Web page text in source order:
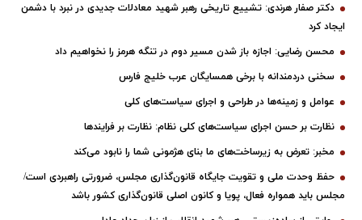
دکتر صفار هرندی: تشییع تاریخی رهبر شهید معادلات جدیدی در نبرد با دشمن
ایجاد کرد
محسن رضایی: اجازه باز شدن مسیر دوم در تنگه هرمز را نخواهیم داد
سخنی دردمندانه با برخی همسایگان عرب خلیج فارس
عوامل و زمینه‌ها در طراحی و اجرای سیاست‌های کلی
نظارت بر حسن اجرای سیاست‌های کلی نظام: نظارت بر فرایندها
مخبر: تعرض به زیرساخت‌های ما بنای هژمونی شما را نابود می‌کند
حفظ وحدت ملی و تقویت جایگاه قانون‌گذاری مجلس، ضرورتی راهبردی است/
مجلس باید همواره فعال، پویا و کانون اصلی قانون‌گذاری کشور باشد